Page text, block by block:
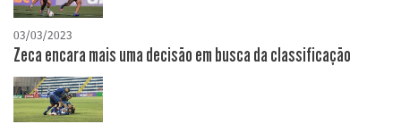
03/03/2023
Zeca encara mais uma decisão em busca da classificação